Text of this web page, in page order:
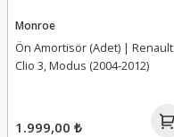
Monroe
Ön Amortisör (Adet) | Renault
Clio 3, Modus (2004-2012)
1.999,00 ₺